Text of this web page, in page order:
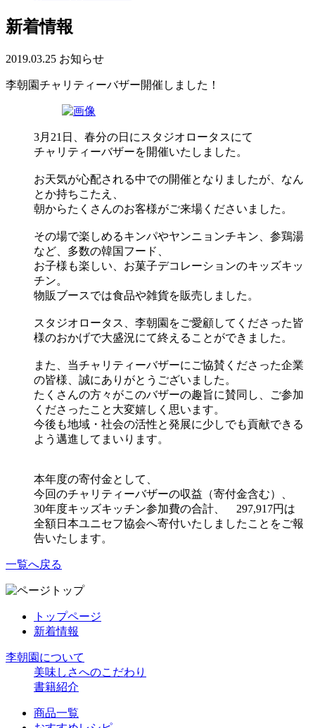
新着情報
2019.03.25 お知らせ
李朝園チャリティーバザー開催しました！
3月21日、春分の日にスタジオロータスにて
チャリティーバザーを開催いたしました。
お天気が心配される中での開催となりましたが、なん
とか持ちこたえ、
朝からたくさんのお客様がご来場くださいました。
その場で楽しめるキンパやヤンニョンチキン、参鶏湯
など、多数の韓国フード、
お子様も楽しい、お菓子デコレーションのキッズキッ
チン。
物販ブースでは食品や雑貨を販売しました。
スタジオロータス、李朝園をご愛顧してくださった皆
様のおかげで大盛況にて終えることができました。
また、当チャリティーバザーにご協賛くださった企業
の皆様、誠にありがとうございました。
たくさんの方々がこのバザーの趣旨に賛同し、ご参加
くださったこと大変嬉しく思います。
今後も地域・社会の活性と発展に少しでも貢献できる
よう邁進してまいります。
本年度の寄付金として、
今回のチャリティーバザーの収益（寄付金含む）、
30年度キッズキッチン参加費の合計、 297,917円は
全額日本ユニセフ協会へ寄付いたしましたことをご報
告いたします。
一覧へ戻る
トップページ
新着情報
李朝園について
美味しさへのこだわり
書籍紹介
商品一覧